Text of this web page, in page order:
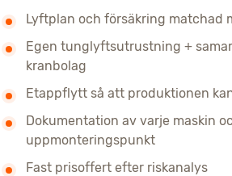
Lyftplan och försäkring matchad
Egen tunglyftsutrustning +
kranbolag
Etappflytt så att produktionen
Dokumentation av varje maskin
uppmonteringspunkt
Fast prisoffert efter riskanalys